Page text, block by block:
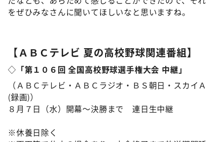
をぜひみなさんに聞いてほしいなと思いますね。
【ＡＢＣテレビ 夏の高校野球関連番組】
◇ 「第１０６回 全国高校野球選手権大会 中継」
（ＡＢＣテレビ・ＡＢＣラジオ・ＢＳ朝日・スカイＡ
(録画)）
８月７日（水）開幕〜決勝まで 連日生中継
※休養日除く